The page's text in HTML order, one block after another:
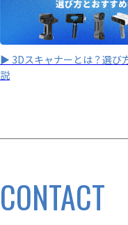
▶ 3Dスキャナーとは？選び
説
CONTACT